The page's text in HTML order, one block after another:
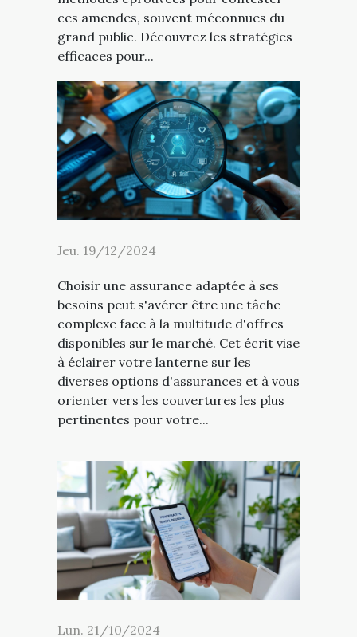
ces amendes, souvent méconnues du
grand public. Découvrez les stratégies
efficaces pour...
Jeu. 19/12/2024
Choisir une assurance adaptée à ses
besoins peut s'avérer être une tâche
complexe face à la multitude d'offres
disponibles sur le marché. Cet écrit vise
à éclairer votre lanterne sur les
diverses options d'assurances et à vous
orienter vers les couvertures les plus
pertinentes pour votre...
Lun. 21/10/2024